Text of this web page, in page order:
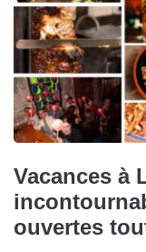
Vacances à
ouvertes